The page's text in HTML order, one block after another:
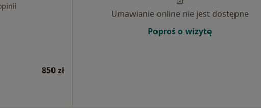
850 zł
Umawianie online nie jest dostępne
Poproś o wizytę